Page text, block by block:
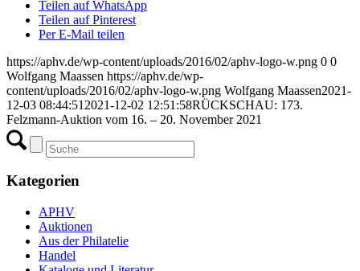
Teilen auf WhatsApp
Teilen auf Pinterest
Per E-Mail teilen
https://aphv.de/wp-content/uploads/2016/02/aphv-logo-w.png 0 0
Wolfgang Maassen https://aphv.de/wp-
content/uploads/2016/02/aphv-logo-w.png Wolfgang Maassen2021-
12-03 08:44:51 2021-12-02 12:51:58RÜCKSCHAU: 173.
Felzmann-Auktion vom 16. – 20. November 2021
Kategorien
APHV
Auktionen
Aus der Philatelie
Handel